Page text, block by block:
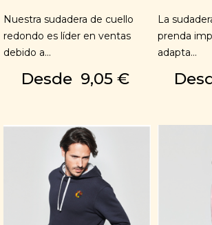
Nuestra sudadera de cuello
redondo es líder en ventas
debido a...
Desde 9,05 €
La
prenda
adapta...